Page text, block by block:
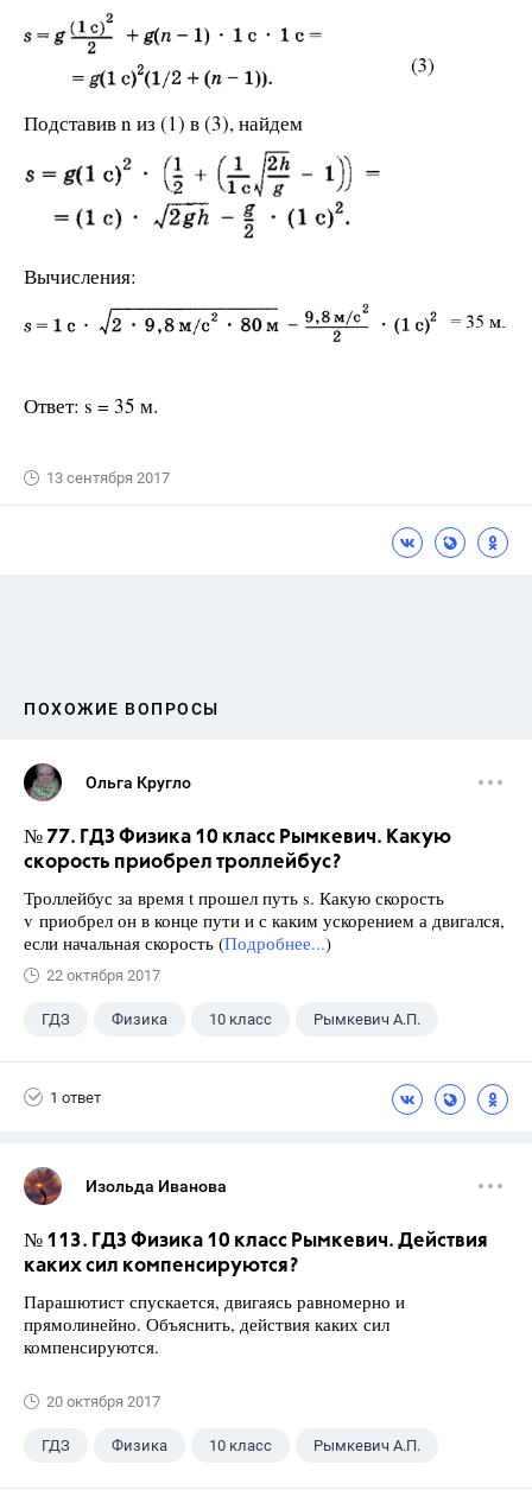
Подставив n из (1) в (3), найдем
Вычисления:
Ответ: s = 35 м.
13 сентября 2017
ПОХОЖИЕ ВОПРОСЫ
Ольга Кругло
№ 77. ГДЗ Физика 10 класс Рымкевич. Какую
скорость приобрел троллейбус?
Троллейбус за время t прошел путь s. Какую скорость
v приобрел он в конце пути и с каким ускорением а двигался,
если начальная скорость (Подробнее...)
22 октября 2017
ГДЗ Физика 10 класс Рымкевич А.П.
1 ответ
Изольда Иванова
№ 113. ГДЗ Физика 10 класс Рымкевич. Действия
каких сил компенсируются?
Парашютист спускается, двигаясь равномерно и
прямолинейно. Объяснить, действия каких сил
компенсируются.
20 октября 2017
ГДЗ Физика 10 класс Рымкевич А.П.